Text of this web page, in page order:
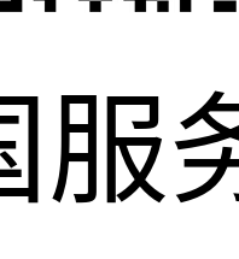
服